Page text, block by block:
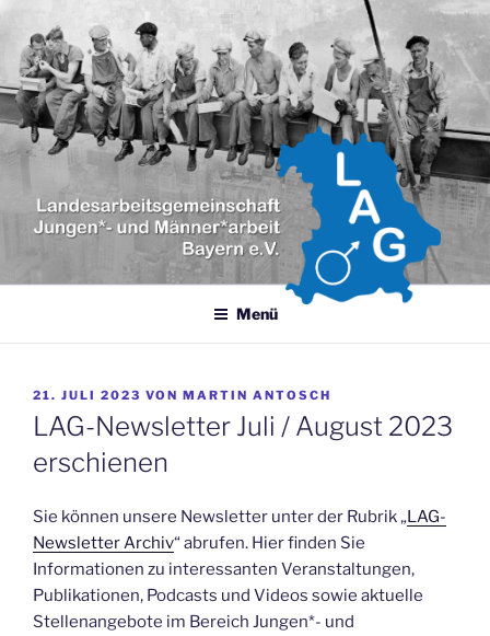
Zum
Inhalt
springen
JUNGEN- UND
BAYERN E.V.
LAG Jungen- und Männerarbeit Bayern e.V.
Menü
VERÖFFENTLICHT
AM
21. JULI 2023 VON MARTIN ANTOSCH
LAG-Newsletter Juli / August 2023
erschienen
Sie können unsere Newsletter unter der Rubrik „LAG-
Newsletter Archiv“ abrufen. Hier finden Sie
Informationen zu interessanten Veranstaltungen,
Publikationen, Podcasts und Videos sowie aktuelle
Stellenangebote im Bereich Jungen*- und